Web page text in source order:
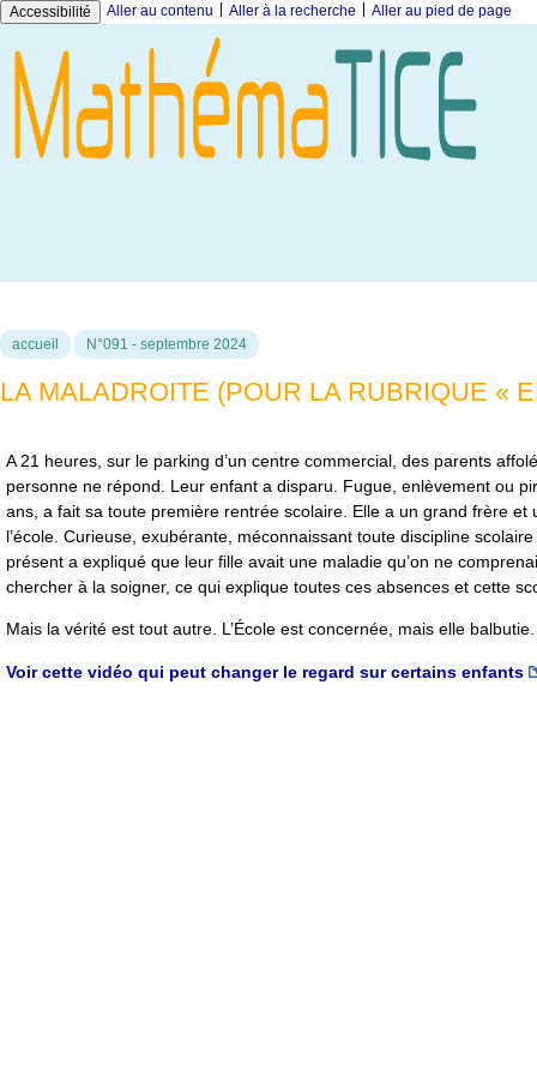
Accessibilité Aller au contenu Aller à la recherche Aller au pied de page
accueil N°091 - septembre 2024
LA MALADROITE (POUR LA RUBRIQUE «
A 21 heures, sur le parking d’un centre commercial, des parents
personne ne répond. Leur enfant a disparu. Fugue, enlèvement ou
ans, a fait sa toute première rentrée scolaire. Elle a un grand frère
l’école. Curieuse, exubérante, méconnaissant toute discipline
présent a expliqué que leur fille avait une maladie qu’on ne
chercher à la soigner, ce qui explique toutes ces absences et cette
Mais la vérité est tout autre. L’École est concernée, mais elle
Voir cette vidéo qui peut changer le regard sur certains enfants